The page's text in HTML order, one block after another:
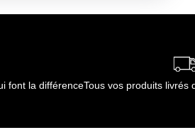
309 kj
saturés 0.07 g
font la différenceTous vos produits livrés